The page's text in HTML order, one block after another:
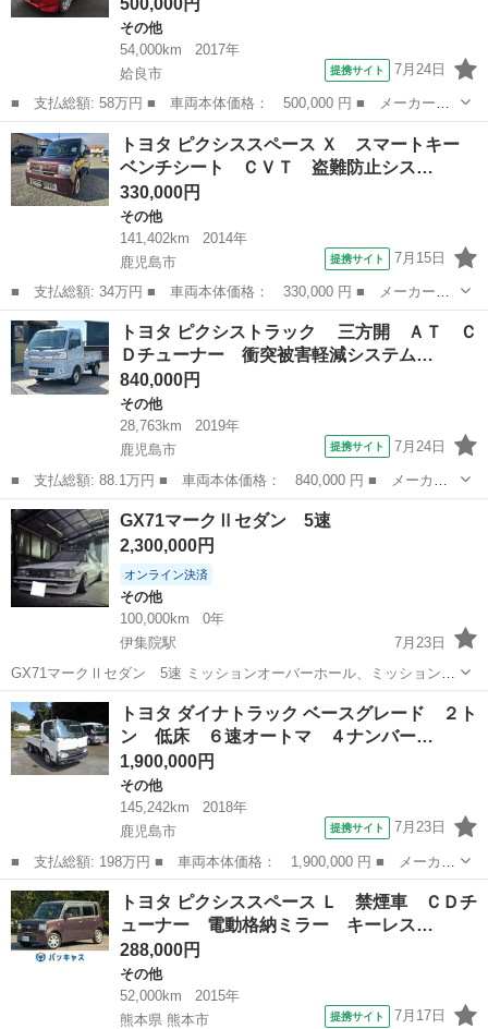
その他
54,000km
2017年
姶良市
提携サイト 7月24日
■ 支払総額: 58万円 ■ 車両本体価格： 500,000 円 ■ メーカー
名： トヨタ ■ 車種名： ピクシスエポック ■ グレード名：
Ｘ ＳＡＩＩＩ 車検整備付 スマアシ ＣＤ キーレス ■ 排気
量： 660cc ...
鹿児島 姶良市 その他
トヨタ ピクシススペース Ｘ スマートキー
ベンチシート ＣＶＴ 盗難防止シス…
330,000円
その他
141,402km
2014年
鹿児島市
提携サイト 7月15日
■ 支払総額: 34万円 ■ 車両本体価格： 330,000 円 ■ メーカー
名： トヨタ ■ 車種名： ピクシススペース ■ グレード名：
Ｘ スマートキー ベンチシート ＣＶＴ 盗難防止システム ＡＢ
Ｓ 衝突安全ボディ...
鹿児島 鹿児島市 その他
トヨタ ピクシストラック 三方開 ＡＴ Ｃ
Ｄチューナー 衝突被害軽減システム…
840,000円
その他
28,763km
2019年
鹿児島市
提携サイト 7月24日
■ 支払総額: 88.1万円 ■ 車両本体価格： 840,000 円 ■ メーカー
名： トヨタ ■ 車種名： ピクシストラック ■ グレード名：
三方開 ＡＴ ＣＤチューナー 衝突被害軽減システム キーレスエ
ントリー エ...
鹿児島 鹿児島市 その他
GX71マークⅡセダン 5速
2,300,000円
オンライン決済
その他
100,000km
0年
伊集院駅
7月23日
GX71マークⅡセダン 5速 ミッションオーバーホール、ミッションマ
ウント新品交換 エンジンマウント新品交換 マフラーワンオフ1本出
し。 詳細は質問より。
鹿児島 日置市 伊集院駅 その他
トヨタ ダイナトラック ベースグレード ２ト
ン 低床 ６速オートマ ４ナンバー…
1,900,000円
その他
145,242km
2018年
鹿児島市
提携サイト 7月23日
■ 支払総額: 198万円 ■ 車両本体価格： 1,900,000 円 ■ メーカー
名： トヨタ ■ 車種名： ダイナトラック ■ グレード名： ベー
スグレード ２トン 低床 ６速オートマ ４ナンバー（小型貨物）
■ 排気...
鹿児島 鹿児島市 その他
トヨタ ピクシススペース Ｌ 禁煙車 ＣＤチ
ューナー 電動格納ミラー キーレス…
288,000円
その他
52,000km
2015年
熊本県 熊本市
提携サイト 7月17日